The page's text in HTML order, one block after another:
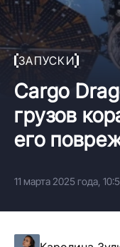
ЗАПУСКИ
Cargo
грузов
его
11 марта 2025 года,